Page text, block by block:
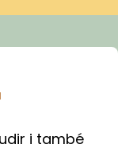
i també